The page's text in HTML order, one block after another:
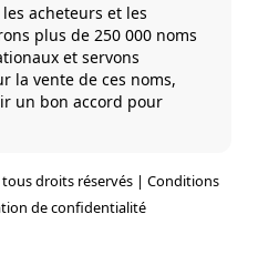
acheteurs et les
plus de 250 000 noms
et servons
la vente de ces noms,
un bon accord pour
droits réservés | Conditions
de confidentialité